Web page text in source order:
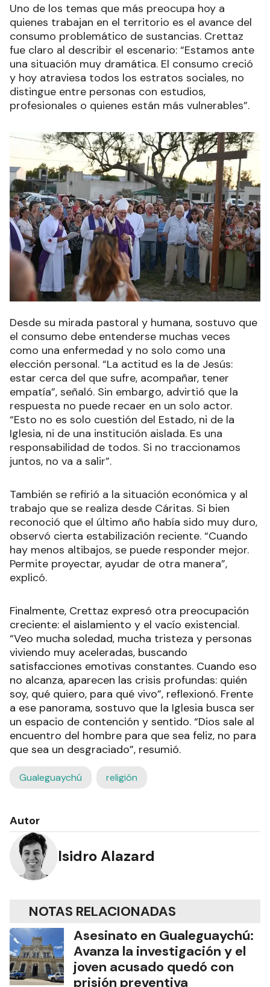
Uno de los temas que más preocupa hoy a
quienes trabajan en el territorio es el avance del
consumo problemático de sustancias. Crettaz
fue claro al describir el escenario: “Estamos ante
una situación muy dramática. El consumo creció
y hoy atraviesa todos los estratos sociales, no
distingue entre personas con estudios,
profesionales o quienes están más vulnerables”.
Desde su mirada pastoral y humana, sostuvo que
el consumo debe entenderse muchas veces
como una enfermedad y no solo como una
elección personal. “La actitud es la de Jesús:
estar cerca del que sufre, acompañar, tener
empatía”, señaló. Sin embargo, advirtió que la
respuesta no puede recaer en un solo actor.
“Esto no es solo cuestión del Estado, ni de la
Iglesia, ni de una institución aislada. Es una
responsabilidad de todos. Si no traccionamos
juntos, no va a salir”.
También se refirió a la situación económica y al
trabajo que se realiza desde Cáritas. Si bien
reconoció que el último año había sido muy duro,
observó cierta estabilización reciente. “Cuando
hay menos altibajos, se puede responder mejor.
Permite proyectar, ayudar de otra manera”,
explicó.
Finalmente, Crettaz expresó otra preocupación
creciente: el aislamiento y el vacío existencial.
“Veo mucha soledad, mucha tristeza y personas
viviendo muy aceleradas, buscando
satisfacciones emotivas constantes. Cuando eso
no alcanza, aparecen las crisis profundas: quién
soy, qué quiero, para qué vivo”, reflexionó. Frente
a ese panorama, sostuvo que la Iglesia busca ser
un espacio de contención y sentido. “Dios sale al
encuentro del hombre para que sea feliz, no para
que sea un desgraciado”, resumió.
Gualeguaychú religión
Autor
Isidro Alazard
NOTAS RELACIONADAS
Asesinato en Gualeguaychú:
Avanza la investigación y el
joven acusado quedó con
prisión preventiva